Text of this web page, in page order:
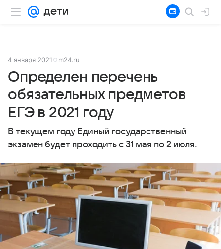
4 января 2021 m24.ru
Определен перечень
обязательных предметов
ЕГЭ в 2021 году
В текущем году Единый государственный
экзамен будет проходить с 31 мая по 2 июля.